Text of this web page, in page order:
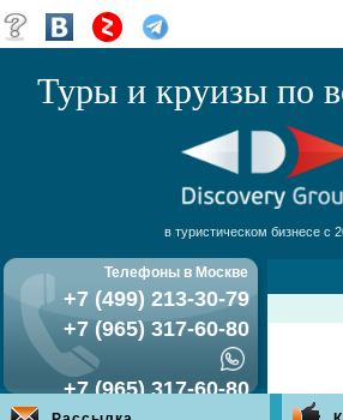
Туры и круизы по
в туристическом бизнесе с
Телефоны в Москве
+7 (499) 213-30-79
+7 (965) 317-60-80
+7 (965) 317-60-80